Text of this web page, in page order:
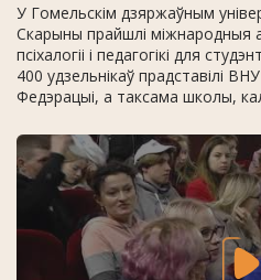
У Гомельскім дзяржаўным
Скарыны прайшлі міжнародныя
псіхалогіі і педагогікі для
400 удзельнікаў прадставілі
Федэрацыі, а таксама школы,